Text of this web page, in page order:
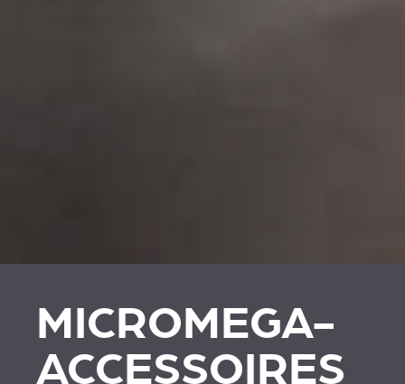
MICROMEGA-
ACCESSOIRES